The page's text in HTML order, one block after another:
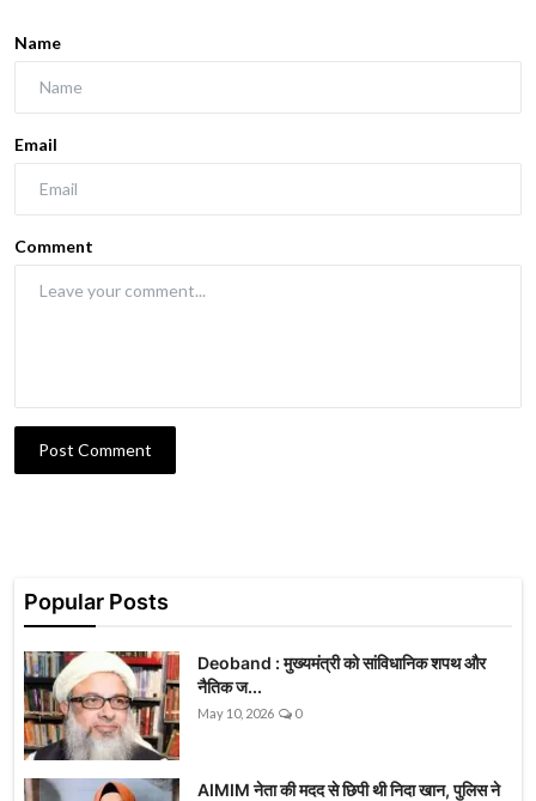
Name
Email
Comment
Post Comment
Popular Posts
Deoband : मुख्यमंत्री को सांविधानिक शपथ और
नैतिक ज...
May 10, 2026 0
AIMIM नेता की मदद से छिपी थी निदा खान, पुलिस ने